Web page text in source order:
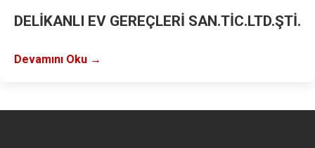
DELİKANLI EV GEREÇLERİ SAN.TİC.LTD.ŞTİ.
Devamını Oku →